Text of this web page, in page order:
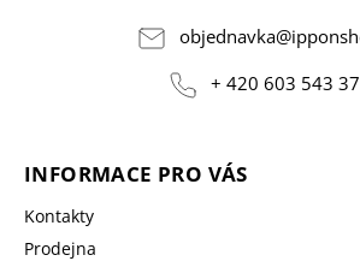
objednavka@
+ 420 603 543
INFORMACE PRO VÁS
Kontakty
Prodejna